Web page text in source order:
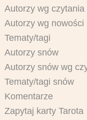
Autorzy wg czytania
Autorzy wg nowości
Tematy/tagi
Autorzy snów
Autorzy snów wg
Tematy/tagi snów
Komentarze
Zapytaj karty Tarota